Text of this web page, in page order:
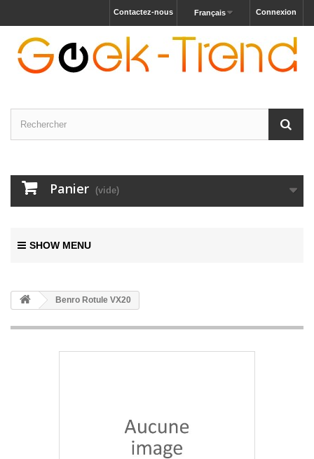
Connexion
Français
Contactez-nous
Panier (vide)
SHOW MENU
Benro Rotule VX20